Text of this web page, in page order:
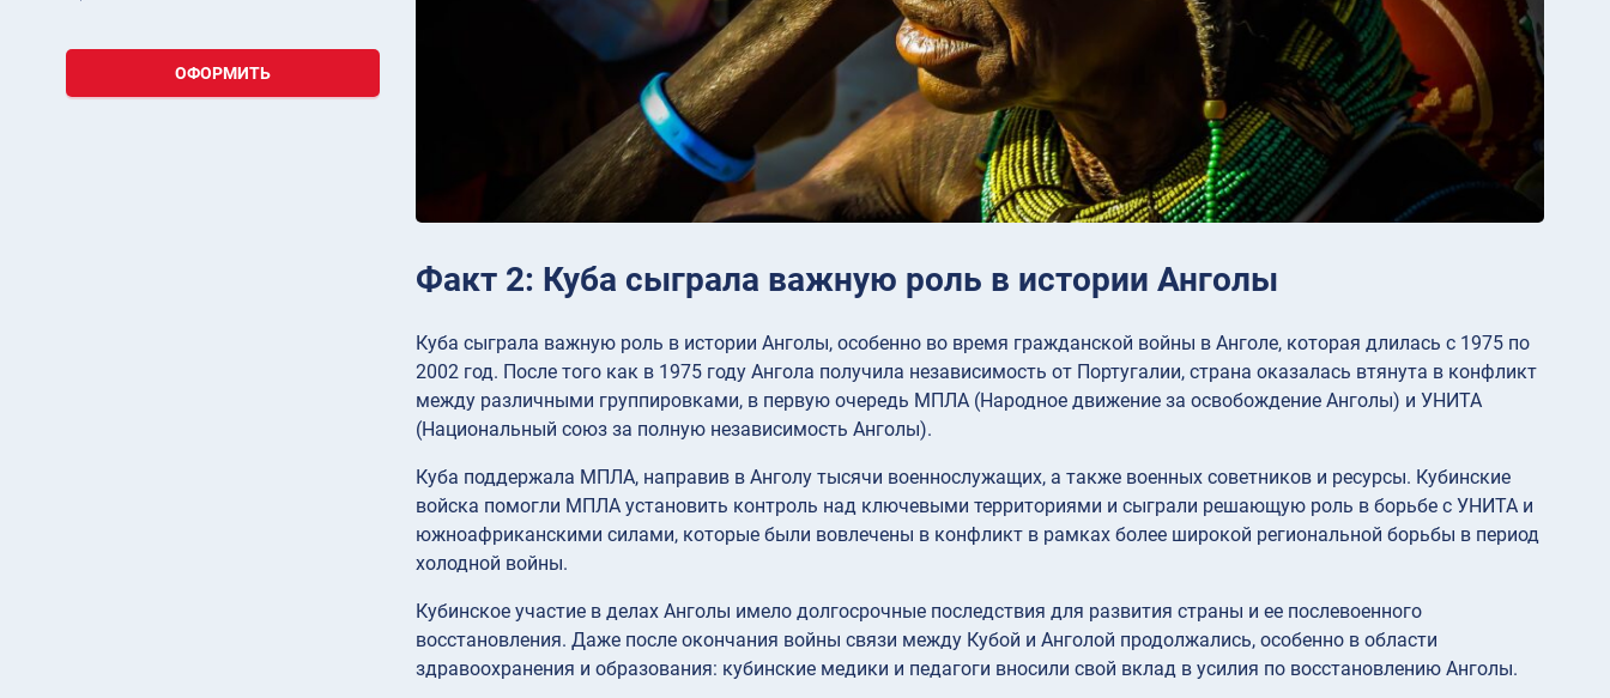
ОФОРМИТЬ
Факт 2: Куба сыграла важную роль в истории Анголы
Куба сыграла важную роль в истории Анголы, особенно во время гражданской войны в Анголе, которая длилась с 1975 по
2002 год. После того как в 1975 году Ангола получила независимость от Португалии, страна оказалась втянута в конфликт
между различными группировками, в первую очередь МПЛА (Народное движение за освобождение Анголы) и УНИТА
(Национальный союз за полную независимость Анголы).
Куба поддержала МПЛА, направив в Анголу тысячи военнослужащих, а также военных советников и ресурсы. Кубинские
войска помогли МПЛА установить контроль над ключевыми территориями и сыграли решающую роль в борьбе с УНИТА и
южноафриканскими силами, которые были вовлечены в конфликт в рамках более широкой региональной борьбы в период
холодной войны.
Кубинское участие в делах Анголы имело долгосрочные последствия для развития страны и ее послевоенного
восстановления. Даже после окончания войны связи между Кубой и Анголой продолжались, особенно в области
здравоохранения и образования: кубинские медики и педагоги вносили свой вклад в усилия по восстановлению Анголы.